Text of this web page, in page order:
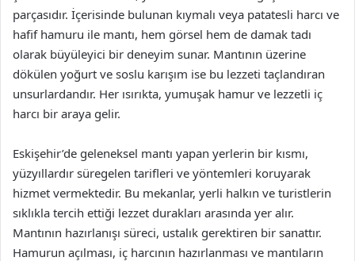
parçasıdır. İçerisinde bulunan kıymalı veya patatesli harcı ve
hafif hamuru ile mantı, hem görsel hem de damak tadı
olarak büyüleyici bir deneyim sunar. Mantının üzerine
dökülen yoğurt ve soslu karışım ise bu lezzeti taçlandıran
unsurlardandır. Her ısırıkta, yumuşak hamur ve lezzetli iç
harcı bir araya gelir.
Eskişehir’de geleneksel mantı yapan yerlerin bir kısmı,
yüzyıllardır süregelen tarifleri ve yöntemleri koruyarak
hizmet vermektedir. Bu mekanlar, yerli halkın ve turistlerin
sıklıkla tercih ettiği lezzet durakları arasında yer alır.
Mantının hazırlanışı süreci, ustalık gerektiren bir sanattır.
Hamurun açılması, iç harcının hazırlanması ve mantıların